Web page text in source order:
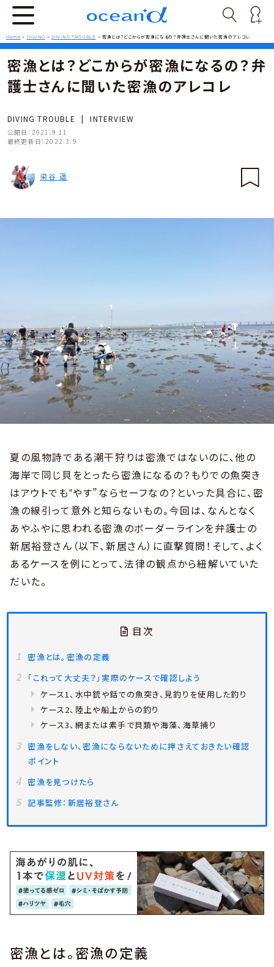
Home > DIVING >DIVING TROUBLE > 密漁とは？どこからが密漁になるの？弁護士さんに聞いた密漁のアレコレ
密漁とは？どこからが密漁になるの？弁
護士さんに聞いた密漁のアレコレ
DIVING TROUBLE | INTERVIEW
公開日： 2021.9.11
最終更新日： 2022.3.9
染谷 遥
夏の風物詩である潮干狩りは密漁ではないのに、他の
海岸で同じ貝をとったら密漁になるの？もりでの魚突き
はアウトでも‟やす”ならセーフなの？といった具合に、密
漁の線引って意外と知らないもの。今回は、なんとなく
あやふやに思われる密漁のボーダーラインを弁護士の
新居裕登さん（以下、新居さん）に直撃質問！そして、よく
あるケースを例にとって、法律の観点から紐解いていた
だいた。
目次
密漁とは。密漁の定義
「これって大丈夫？」実際のケースで確認しよう
ケース1、水中銃や銛での魚突き、見釣りを使用した釣り
ケース2、陸上や船上からの釣り
ケース3、網または素手で貝類や海藻、海草捕り
密漁をしない、密漁にならないために押さえておきたい確認
ポイント
密漁を見つけたら
記事監修：新居裕登さん
密漁とは。密漁の定義